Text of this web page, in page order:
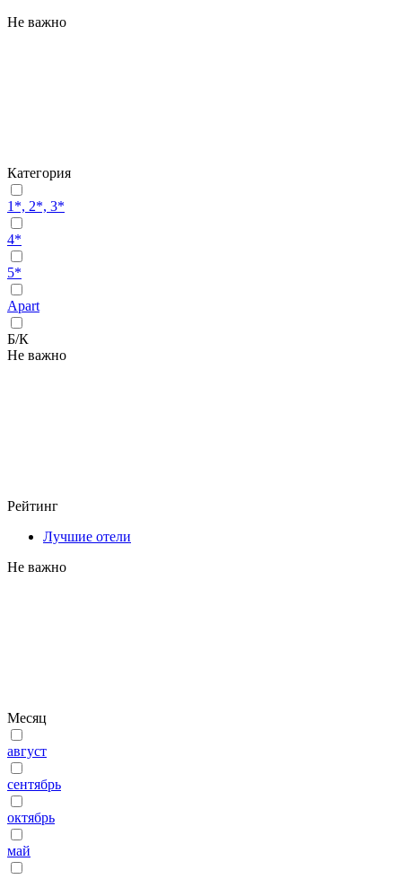
Не важно
Категория
1*, 2*, 3*
4*
5*
Apart
Б/К
Не важно
Рейтинг
Лучшие отели
Не важно
Месяц
август
сентябрь
октябрь
май